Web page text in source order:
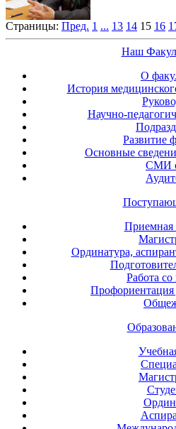
Страницы: Пред. 1 ... 13 14 15 16
Наш
О
История
Научно-
Развитие
Основные
СМИ
Приемная
Ординатура,
Работа
Профориентация